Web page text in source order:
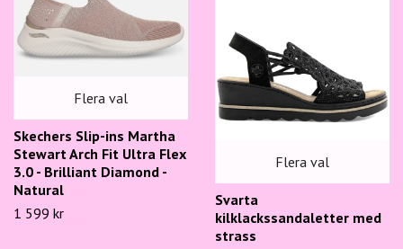
Flera val
Skechers Slip-ins Martha
Stewart Arch Fit Ultra Flex
3.0 - Brilliant Diamond -
Natural
1 599 kr
Flera val
Svarta
kilklackssandaletter med
strass